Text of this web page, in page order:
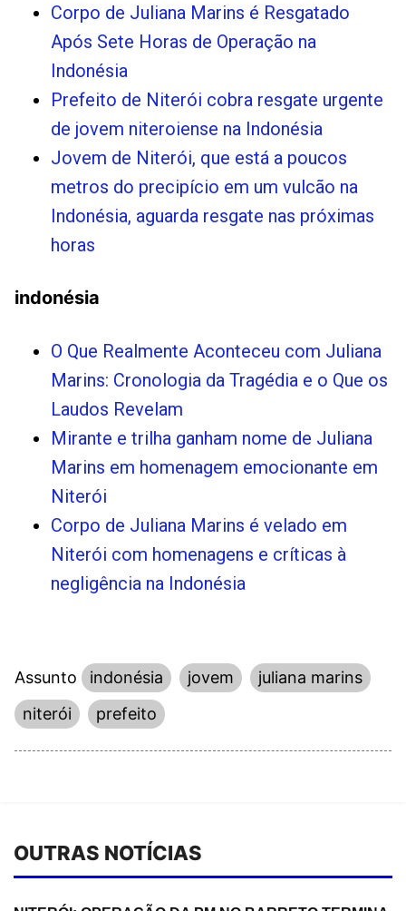
Corpo de Juliana Marins é Resgatado
Após Sete Horas de Operação na
Indonésia
Prefeito de Niterói cobra resgate urgente
de jovem niteroiense na Indonésia
Jovem de Niterói, que está a poucos
metros do precipício em um vulcão na
Indonésia, aguarda resgate nas próximas
horas
indonésia
O Que Realmente Aconteceu com Juliana
Marins: Cronologia da Tragédia e o Que os
Laudos Revelam
Mirante e trilha ganham nome de Juliana
Marins em homenagem emocionante em
Niterói
Corpo de Juliana Marins é velado em
Niterói com homenagens e críticas à
negligência na Indonésia
Assunto indonésia jovem
juliana marins
niterói
prefeito
OUTRAS NOTÍCIAS